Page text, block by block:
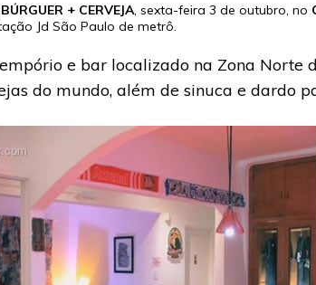
+ CERVEJA , sexta-feira 3 de outubro, no
Jd São Paulo de metrô.
e bar localizado na Zona Norte
do mundo, além de sinuca e dardo